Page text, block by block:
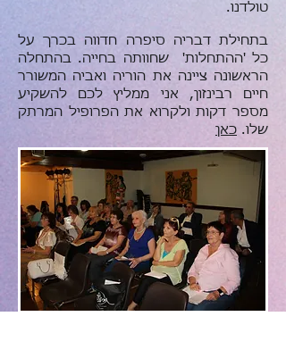
טולדנו.
בתחילת דבריה סיפרה חדווה בכרך על
כל 'ההתחלות' שחוותה בחייה. בהתחלה
הראשונה ציינה את הוריה ואביה המשורר
חיים רבינזון, אני ממליץ לכם להשקיע
מספר דקות ולקרוא את הפרופיל המרתק
שלו. כאן